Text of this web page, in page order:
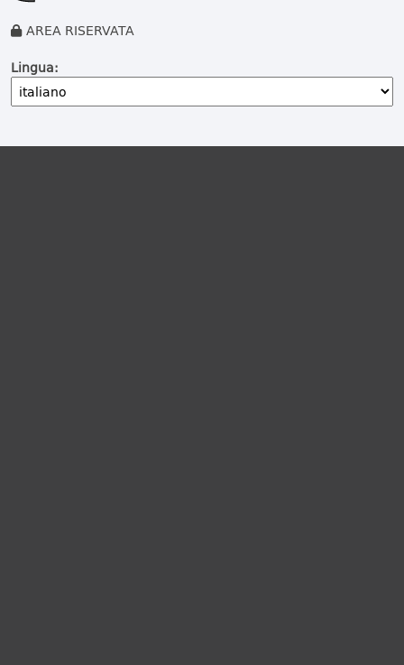
AREA RISERVATA
Lingua